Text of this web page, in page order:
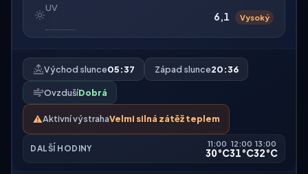
UV
6,1 Vysoký
Východ slunce05:37 Západ slunce20:36
OvzdušíDobrá
⚠️Aktivní výstrahaVelmi silná zátěž teplem
DALŠÍ HODINY
11:00
30°C
12:00
31°C
13:00
32°C